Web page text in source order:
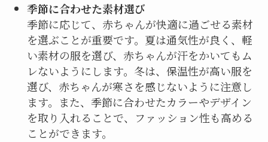
季節に合わせた素材選び
季節に応じて、赤ちゃんが快適に過ごせる素材
を選ぶことが重要です。夏は通気性が良く、軽
い素材の服を選び、赤ちゃんが汗をかいてもム
レないようにします。冬は、保温性が高い服を
選び、赤ちゃんが寒さを感じないように注意し
ます。また、季節に合わせたカラーやデザイン
を取り入れることで、ファッション性も高める
ことができます。